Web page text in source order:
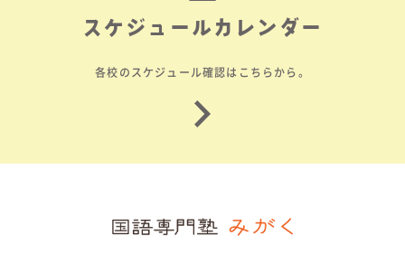
スケジュールカレンダー
各校のスケジュール確認はこちらから。